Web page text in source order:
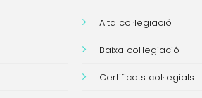
Alta col·legiació
Baixa col·legiació
Certificats col·legials